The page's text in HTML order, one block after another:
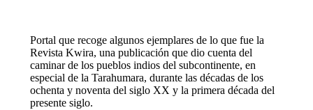
Portal que recoge algunos ejemplares de lo que fue la
Revista Kwira, una publicación que dio cuenta del
caminar de los pueblos indios del subcontinente, en
especial de la Tarahumara, durante las décadas de los
ochenta y noventa del siglo XX y la primera década del
presente siglo.